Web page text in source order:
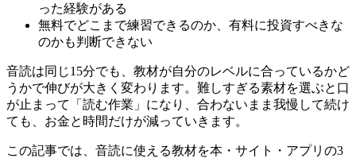
った経験がある
無料でどこまで練習できるのか、有料に投資すべきな
のかも判断できない
音読は同じ15分でも、教材が自分のレベルに合っているかど
うかで伸びが大きく変わります。難しすぎる素材を選ぶと口
が止まって「読む作業」になり、合わないまま我慢して続け
ても、お金と時間だけが減っていきます。
この記事では、音読に使える教材を本・サイト・アプリの3